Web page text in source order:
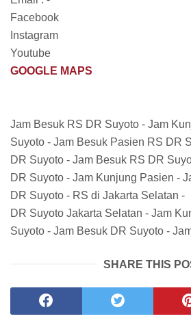
Facebook
Instagram
Youtube
GOOGLE MAPS
Jam Besuk RS DR Suyoto - Jam
Suyoto - Jam Besuk Pasien RS DR
DR Suyoto - Jam Besuk RS DR
DR Suyoto - Jam Kunjung Pasien -
DR Suyoto - RS di Jakarta Selatan
DR Suyoto Jakarta Selatan - Jam
Suyoto - Jam Besuk DR Suyoto -
SHARE THIS